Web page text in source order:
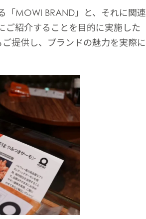
「MOWI BRAND」と、それに関連
ご紹介することを目的に実施した
提供し、ブランドの魅力を実際に